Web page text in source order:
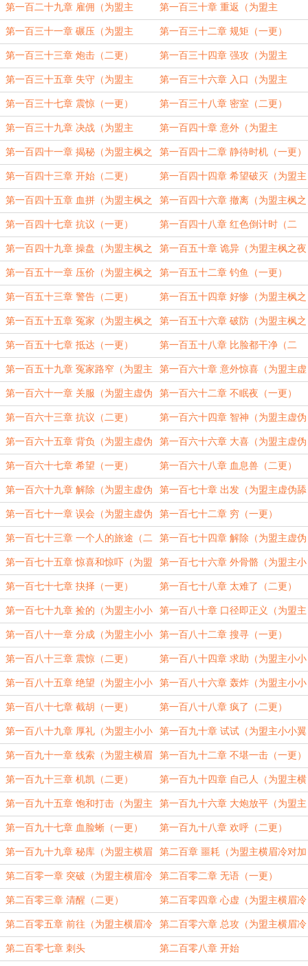
第一百二十九章 雇佣（为盟主
20220427161247290加更）
第一百三十章 重返（为盟主
20220427161247290加更）
第一百三十一章 碾压（为盟主
20220427161247290加更）
第一百三十二章 规矩（一更）
第一百三十三章 炮击（二更） 第一百三十四章 强攻（为盟主
20220427161247290加更）
第一百三十五章 失守（为盟主
20220427161247290加更）
第一百三十六章 入口（为盟主
20220427161247290加更）
第一百三十七章 震惊（一更） 第一百三十八章 密室（二更）
第一百三十九章 决战（为盟主
20220427161247290加更）
第一百四十章 意外（为盟主
20220427161247290加更）
第一百四十一章 揭秘（为盟主枫之
夜加更）（五更）
第一百四十二章 静待时机（一更）
第一百四十三章 开始（二更） 第一百四十四章 希望破灭（为盟主
枫之夜加更）（三更）
第一百四十五章 血拼（为盟主枫之
夜加更）（四更）
第一百四十六章 撤离（为盟主枫之
夜加更）（五更）
第一百四十七章 抗议（一更） 第一百四十八章 红色倒计时（二
更）
第一百四十九章 操盘（为盟主枫之
夜加更）（三更）
第一百五十章 诡异（为盟主枫之夜
加更）（四更）
第一百五十一章 压价（为盟主枫之
夜加更）（五更）
第一百五十二章 钓鱼（一更）
第一百五十三章 警告（二更） 第一百五十四章 好惨（为盟主枫之
夜加更）（三更）
第一百五十五章 冤家（为盟主枫之
夜加更）（四更）
第一百五十六章 破防（为盟主枫之
夜加更）（五更）
第一百五十七章 抵达（一更） 第一百五十八章 比脸都干净（二
更）
第一百五十九章 冤家路窄（为盟主
虚伪舔狗加更）（三更）
第一百六十章 意外惊喜（为盟主虚
伪舔狗加更）（四更）
第一百六十一章 关服（为盟主虚伪
舔狗加更）（五更）
第一百六十二章 不眠夜（一更）
第一百六十三章 抗议（二更） 第一百六十四章 智神（为盟主虚伪
舔狗加更）（三更）
第一百六十五章 背负（为盟主虚伪
舔狗加更）（四更）
第一百六十六章 大喜（为盟主虚伪
舔狗加更）（五更）
第一百六十七章 希望（一更） 第一百六十八章 血息兽（二更）
第一百六十九章 解除（为盟主虚伪
舔狗加更）（三更）
第一百七十章 出发（为盟主虚伪舔
狗加更）（四更）
第一百七十一章 误会（为盟主虚伪
舔狗加更）（五更）
第一百七十二章 穷（一更）
第一百七十三章 一个人的旅途（二
更）
第一百七十四章 解除（为盟主虚伪
舔狗加更）（三更）
第一百七十五章 惊喜和惊吓（为盟
主小小翼轩加更）（四更）
第一百七十六章 外骨骼（为盟主小
小翼轩加更）（五更）
第一百七十七章 抉择（一更） 第一百七十八章 太难了（二更）
第一百七十九章 捡的（为盟主小小
翼轩加更）（三更）
第一百八十章 口径即正义（为盟主
小小翼轩加更）（四更）
第一百八十一章 分成（为盟主小小
翼轩加更）（五更）
第一百八十二章 搜寻（一更）
第一百八十三章 震惊（二更） 第一百八十四章 求助（为盟主小小
翼轩加更）（三更）
第一百八十五章 绝望（为盟主小小
翼轩加更）（四更）
第一百八十六章 轰炸（为盟主小小
翼轩加更）（五更）
第一百八十七章 截胡（一更） 第一百八十八章 疯了（二更）
第一百八十九章 厚礼（为盟主小小
翼轩加更）（三更）
第一百九十章 试试（为盟主小小翼
轩加更）（四更）
第一百九十一章 线索（为盟主横眉
冷对加更）（五更）
第一百九十二章 不堪一击（一更）
第一百九十三章 机凯（二更） 第一百九十四章 自己人（为盟主横
眉冷对加更）（三更）
第一百九十五章 饱和打击（为盟主
横眉冷对加更）（四更）
第一百九十六章 大炮放平（为盟主
横眉冷对加更）（五更）
第一百九十七章 血脸蜥（一更） 第一百九十八章 欢呼（二更）
第一百九十九章 秘库（为盟主横眉
冷对加更）（三更）
第二百章 噩耗（为盟主横眉冷对加
更）（四更）
第二百零一章 突破（为盟主横眉冷
对加更）（五更）
第二百零二章 无语（一更）
第二百零三章 清醒（二更） 第二百零四章 心虚（为盟主横眉冷
对加更）（三更）
第二百零五章 前往（为盟主横眉冷
对加更）（四更）
第二百零六章 总攻（为盟主横眉冷
对加更）（五更）
第二百零七章 刺头 第二百零八章 开始